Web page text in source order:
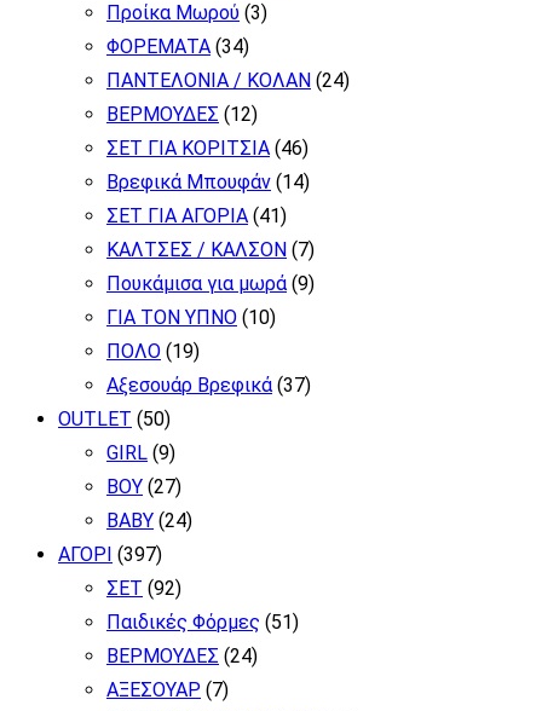
σελίδα
προϊόντος
Προίκα Μωρού (3)
ΦΟΡΕΜΑΤΑ (34)
ΠΑΝΤΕΛΟΝΙΑ / ΚΟΛΑΝ (24)
ΒΕΡΜΟΥΔΕΣ (12)
ΣΕΤ ΓΙΑ ΚΟΡΙΤΣΙΑ (46)
Βρεφικά Μπουφάν (14)
ΣΕΤ ΓΙΑ ΑΓΟΡΙΑ (41)
ΚΑΛΤΣΕΣ / ΚΑΛΣΟΝ (7)
Πουκάμισα για μωρά (9)
ΓΙΑ ΤΟΝ ΥΠΝΟ (10)
ΠΟΛΟ (19)
Αξεσουάρ Βρεφικά (37)
OUTLET (50)
GIRL (9)
BOY (27)
BABY (24)
ΑΓΟΡΙ (397)
ΣΕΤ (92)
Παιδικές Φόρμες (51)
ΒΕΡΜΟΥΔΕΣ (24)
ΑΞΕΣΟΥΑΡ (7)